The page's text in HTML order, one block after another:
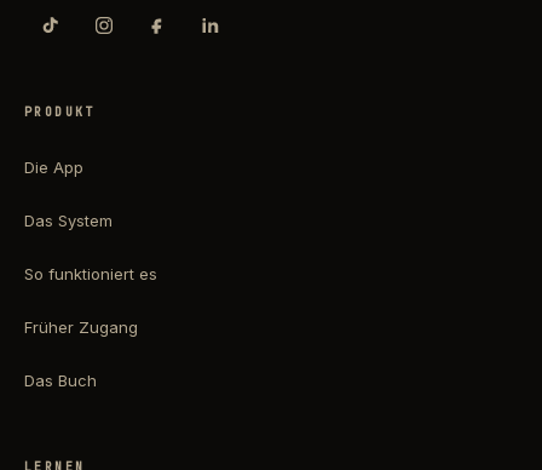
PRODUKT
Die App
Das System
So funktioniert es
Früher Zugang
Das Buch
LERNEN